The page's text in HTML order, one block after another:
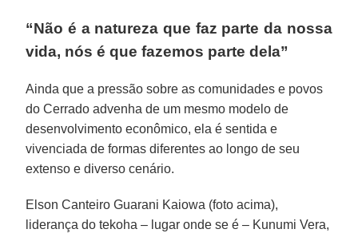
“Não é a natureza que faz parte da nossa
vida, nós é que fazemos parte dela”
Ainda que a pressão sobre as comunidades e povos
do Cerrado advenha de um mesmo modelo de
desenvolvimento econômico, ela é sentida e
vivenciada de formas diferentes ao longo de seu
extenso e diverso cenário.
Elson Canteiro Guarani Kaiowa (foto acima),
liderança do tekoha – lugar onde se é – Kunumi Vera,